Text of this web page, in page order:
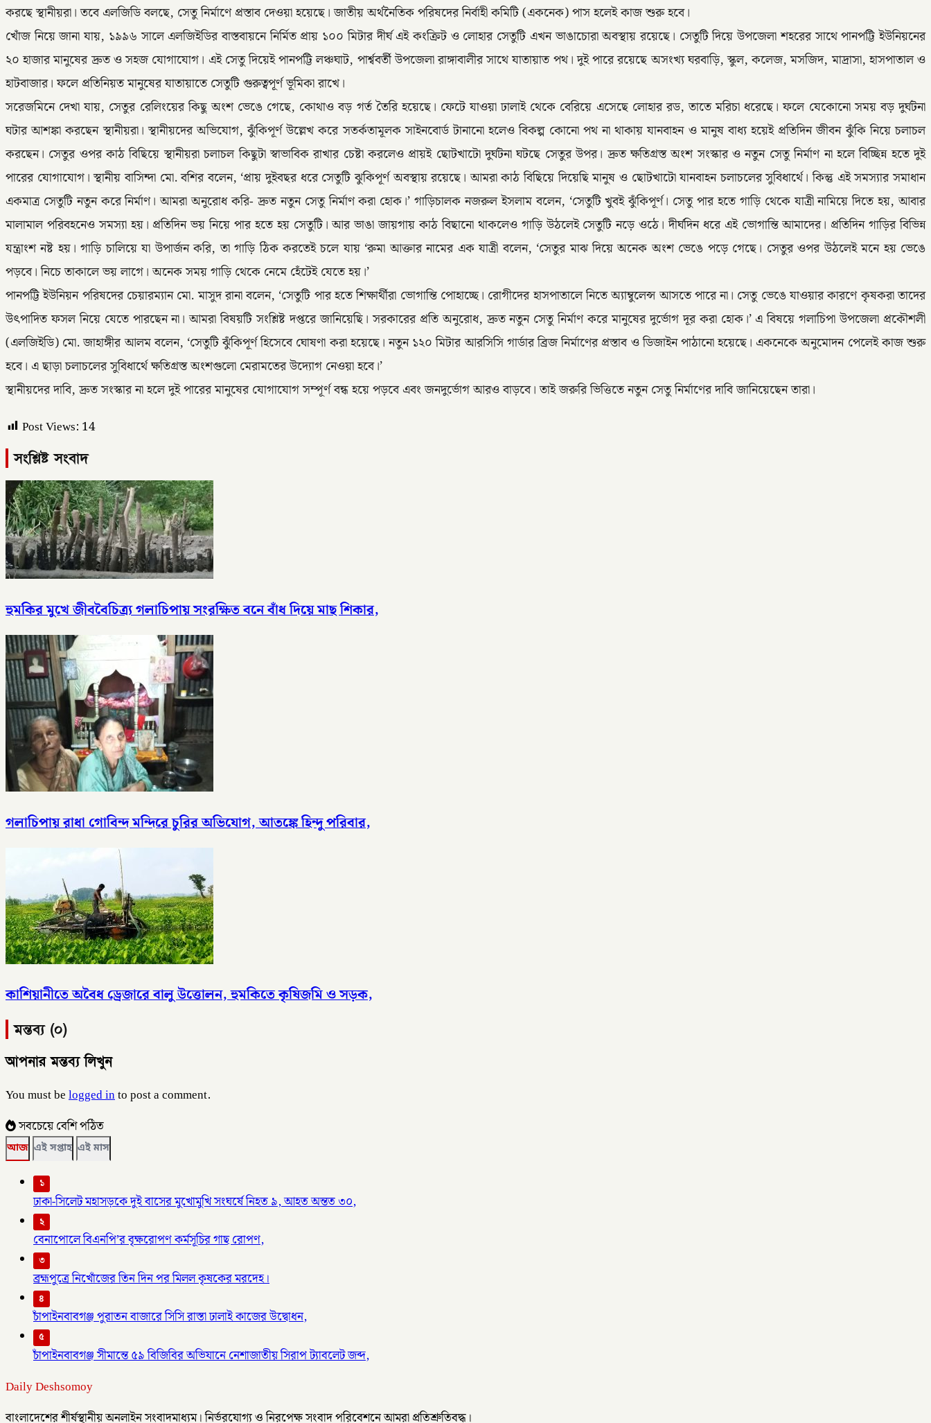
করছে স্থানীয়রা। তবে এলজিডি বলছে, সেতু নির্মাণে প্রস্তাব দেওয়া হয়েছে। জাতীয় অর্থনৈতিক পরিষদের নির্বাহী কমিটি (একনেক) পাস হলেই কাজ শুরু হবে।
খোঁজ নিয়ে জানা যায়, ১৯৯৬ সালে এলজিইডির বাস্তবায়নে নির্মিত প্রায় ১০০ মিটার দীর্ঘ এই কংক্রিট ও লোহার সেতুটি এখন ভাঙাচোরা অবস্থায় রয়েছে। সেতুটি দিয়ে উপজেলা শহরের সাথে পানপট্টি ইউনিয়নের
২০ হাজার মানুষের দ্রুত ও সহজ যোগাযোগ। এই সেতু দিয়েই পানপট্টি লঞ্চঘাট, পার্শ্ববর্তী উপজেলা রাঙ্গাবালীর সাথে যাতায়াত পথ। দুই পারে রয়েছে অসংখ্য ঘরবাড়ি, স্কুল, কলেজ, মসজিদ, মাদ্রাসা, হাসপাতাল ও
হাটবাজার। ফলে প্রতিনিয়ত মানুষের যাতায়াতে সেতুটি গুরুত্বপূর্ণ ভূমিকা রাখে।
সরেজমিনে দেখা যায়, সেতুর রেলিংয়ের কিছু অংশ ভেঙে গেছে, কোথাও বড় গর্ত তৈরি হয়েছে। ফেটে যাওয়া ঢালাই থেকে বেরিয়ে এসেছে লোহার রড, তাতে মরিচা ধরেছে। ফলে যেকোনো সময় বড় দুর্ঘটনা
ঘটার আশঙ্কা করছেন স্থানীয়রা। স্থানীয়দের অভিযোগ, ঝুঁকিপূর্ণ উল্লেখ করে সতর্কতামূলক সাইনবোর্ড টানানো হলেও বিকল্প কোনো পথ না থাকায় যানবাহন ও মানুষ বাধ্য হয়েই প্রতিদিন জীবন ঝুঁকি নিয়ে চলাচল
করছেন। সেতুর ওপর কাঠ বিছিয়ে স্থানীয়রা চলাচল কিছুটা স্বাভাবিক রাখার চেষ্টা করলেও প্রায়ই ছোটখাটো দুর্ঘটনা ঘটছে সেতুর উপর। দ্রুত ক্ষতিগ্রস্ত অংশ সংস্কার ও নতুন সেতু নির্মাণ না হলে বিচ্ছিন্ন হতে দুই
পারের যোগাযোগ। স্থানীয় বাসিন্দা মো. বশির বলেন, ‘প্রায় দুইবছর ধরে সেতুটি ঝুকিপূর্ণ অবস্থায় রয়েছে। আমরা কাঠ বিছিয়ে দিয়েছি মানুষ ও ছোটখাটো যানবাহন চলাচলের সুবিধার্থে। কিন্তু এই সমস্যার সমাধান
একমাত্র সেতুটি নতুন করে নির্মাণ। আমরা অনুরোধ করি- দ্রুত নতুন সেতু নির্মাণ করা হোক।’ গাড়িচালক নজরুল ইসলাম বলেন, ‘সেতুটি খুবই ঝুঁকিপূর্ণ। সেতু পার হতে গাড়ি থেকে যাত্রী নামিয়ে দিতে হয়, আবার
মালামাল পরিবহনেও সমস্যা হয়। প্রতিদিন ভয় নিয়ে পার হতে হয় সেতুটি। আর ভাঙা জায়গায় কাঠ বিছানো থাকলেও গাড়ি উঠলেই সেতুটি নড়ে ওঠে। দীর্ঘদিন ধরে এই ভোগান্তি আমাদের। প্রতিদিন গাড়ির বিভিন্ন
যন্ত্রাংশ নষ্ট হয়। গাড়ি চালিয়ে যা উপার্জন করি, তা গাড়ি ঠিক করতেই চলে যায় ‘রুমা আক্তার নামের এক যাত্রী বলেন, ‘সেতুর মাঝ দিয়ে অনেক অংশ ভেঙে পড়ে গেছে। সেতুর ওপর উঠলেই মনে হয় ভেঙে
পড়বে। নিচে তাকালে ভয় লাগে। অনেক সময় গাড়ি থেকে নেমে হেঁটেই যেতে হয়।’
পানপট্টি ইউনিয়ন পরিষদের চেয়ারম্যান মো. মাসুদ রানা বলেন, ‘সেতুটি পার হতে শিক্ষার্থীরা ভোগান্তি পোহাচ্ছে। রোগীদের হাসপাতালে নিতে অ্যাম্বুলেন্স আসতে পারে না। সেতু ভেঙে যাওয়ার কারণে কৃষকরা তাদের
উৎপাদিত ফসল নিয়ে যেতে পারছেন না। আমরা বিষয়টি সংশ্লিষ্ট দপ্তরে জানিয়েছি। সরকারের প্রতি অনুরোধ, দ্রুত নতুন সেতু নির্মাণ করে মানুষের দুর্ভোগ দূর করা হোক।’ এ বিষয়ে গলাচিপা উপজেলা প্রকৌশলী
(এলজিইডি) মো. জাহাঙ্গীর আলম বলেন, ‘সেতুটি ঝুঁকিপূর্ণ হিসেবে ঘোষণা করা হয়েছে। নতুন ১২০ মিটার আরসিসি গার্ডার ব্রিজ নির্মাণের প্রস্তাব ও ডিজাইন পাঠানো হয়েছে। একনেকে অনুমোদন পেলেই কাজ শুরু
হবে। এ ছাড়া চলাচলের সুবিধার্থে ক্ষতিগ্রস্ত অংশগুলো মেরামতের উদ্যোগ নেওয়া হবে।’
স্থানীয়দের দাবি, দ্রুত সংস্কার না হলে দুই পারের মানুষের যোগাযোগ সম্পূর্ণ বন্ধ হয়ে পড়বে এবং জনদুর্ভোগ আরও বাড়বে। তাই জরুরি ভিত্তিতে নতুন সেতু নির্মাণের দাবি জানিয়েছেন তারা।
Post Views: 14
সংশ্লিষ্ট সংবাদ
হুমকির মুখে জীববৈচিত্র্য গলাচিপায় সংরক্ষিত বনে বাঁধ দিয়ে মাছ শিকার,
গলাচিপায় রাধা গোবিন্দ মন্দিরে চুরির অভিযোগ, আতঙ্কে হিন্দু পরিবার,
কাশিয়ানীতে অবৈধ ড্রেজারে বালু উত্তোলন, হুমকিতে কৃষিজমি ও সড়ক,
মন্তব্য (০)
আপনার মন্তব্য লিখুন
You must belogged into post a comment.
সবচেয়ে বেশি পঠিত
আজ এই সপ্তাহ এই মাস
১
ঢাকা-সিলেট মহাসড়কে দুই বাসের মুখোমুখি সংঘর্ষে নিহত ৯, আহত অন্তত ৩০,
২
বেনাপোলে বিএনপি’র বৃক্ষরোপণ কর্মসূচির গাছ রোপণ,
৩
ব্রহ্মপুত্রে নিখোঁজের তিন দিন পর মিলল কৃষকের মরদেহ।
৪
চাঁপাইনবাবগঞ্জ পুরাতন বাজারে সিসি রাস্তা ঢালাই কাজের উদ্বোধন,
৫
চাঁপাইনবাবগঞ্জ সীমান্তে ৫৯ বিজিবির অভিযানে নেশাজাতীয় সিরাপ ট্যাবলেট জব্দ,
Daily Deshsomoy
বাংলাদেশের শীর্ষস্থানীয় অনলাইন সংবাদমাধ্যম। নির্ভরযোগ্য ও নিরপেক্ষ সংবাদ পরিবেশনে আমরা প্রতিশ্রুতিবদ্ধ।